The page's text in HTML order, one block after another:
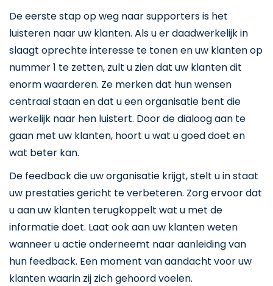
De eerste stap op weg naar supporters is het
luisteren naar uw klanten. Als u er daadwerkelijk in
slaagt oprechte interesse te tonen en uw klanten op
nummer 1 te zetten, zult u zien dat uw klanten dit
enorm waarderen. Ze merken dat hun wensen
centraal staan en dat u een organisatie bent die
werkelijk naar hen luistert. Door de dialoog aan te
gaan met uw klanten, hoort u wat u goed doet en
wat beter kan.
De feedback die uw organisatie krijgt, stelt u in staat
uw prestaties gericht te verbeteren. Zorg ervoor dat
u aan uw klanten terugkoppelt wat u met de
informatie doet. Laat ook aan uw klanten weten
wanneer u actie onderneemt naar aanleiding van
hun feedback. Een moment van aandacht voor uw
klanten waarin zij zich gehoord voelen.